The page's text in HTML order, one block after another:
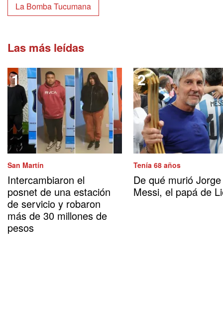
La Bomba Tucumana
Las más leídas
San Martín
Intercambiaron el
posnet de una estación
de servicio y robaron
más de 30 millones de
pesos
Tenía 68 años
De qué murió Jorge
Messi, el papá de